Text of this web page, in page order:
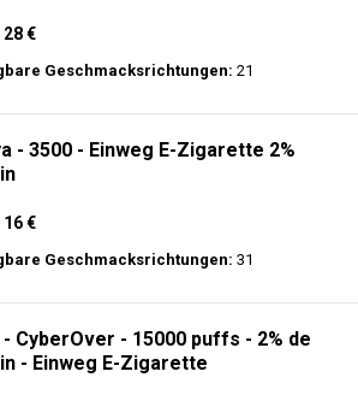
€
Geschmacksrichtungen: 21
- 3500 - Einweg E-Zigarette 2%
€
Geschmacksrichtungen: 31
- CyberOver - 15000 puffs - 2% de
- Einweg E-Zigarette